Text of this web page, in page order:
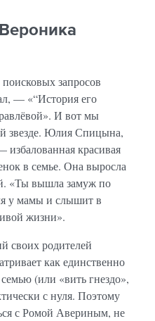
запросов
— «“История его
И вот мы
звезде. Юлия Спицына,
красивая
в семье. Она выросла
«Ты вышла замуж по
у мамы и слышит в
жизни».
своих родителей
как единственно
(или «вить гнездо»,
с нуля. Поэтому
с Ромой Авериным, не